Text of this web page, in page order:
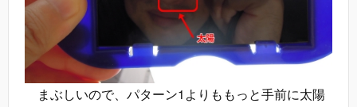
まぶしいので、パターン1よりももっと手前に太陽